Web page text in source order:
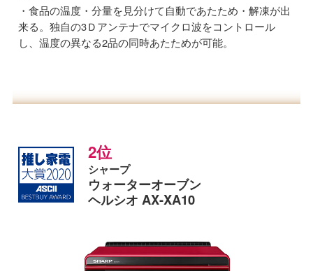
食品の温度・分量を見分けて自動であたため・解凍が出
来る。独自の3Ｄアンテナでマイクロ波をコントロール
し、温度の異なる2品の同時あたためが可能。
2位
シャープ
ウォーターオーブン
ヘルシオ AX-XA10